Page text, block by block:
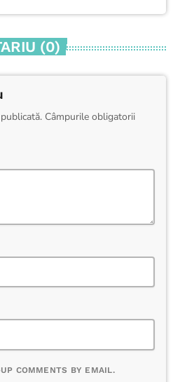
(0)
Câmpurile obligatorii
COMMENTS BY EMAIL.